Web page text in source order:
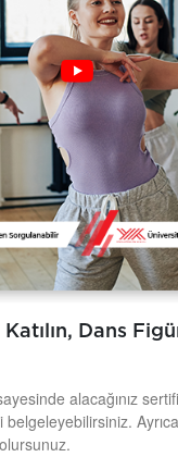
Dans
alacağınız